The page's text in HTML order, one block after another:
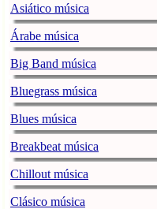
Asiático música
Árabe música
Big Band música
Bluegrass música
Blues música
Breakbeat música
Chillout música
Clásico música